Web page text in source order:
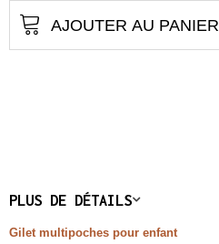
AJOUTER AU PANIER
PLUS DE DÉTAILS
Gilet multipoches pour enfant